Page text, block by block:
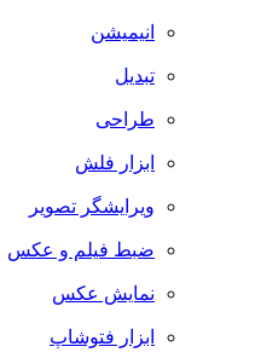
انیمیشن
تبدیل
طراحی
ابزار فلش
ویرایشگر تصویر
ضبط فيلم و عكس
نمایش عکس
ابزار فتوشاپ